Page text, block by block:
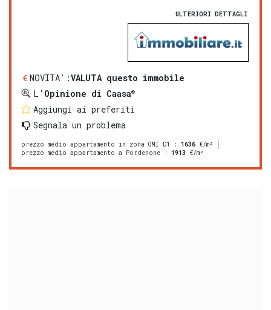
ULTERIORI DETTAGLI
NOVITA':VALUTA questo immobile
L' Opinione di Caasa®
Aggiungi ai preferiti
Segnala un problema
prezzo medio appartamento in zona OMI D1 : 1636 €/m²
prezzo medio appartamento a Pordenone : 1913 €/m²